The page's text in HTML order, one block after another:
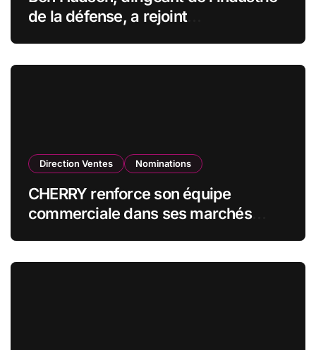
de la défense, a rejoint
Direction Ventes Nominations
CHERRY renforce son équipe
commerciale dans ses marchés